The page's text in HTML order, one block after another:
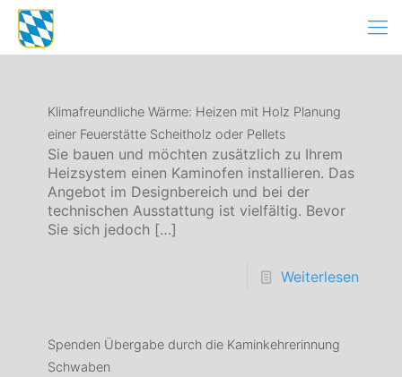
Klimafreundliche Wärme: Heizen mit Holz Planung
einer Feuerstätte Scheitholz oder Pellets
Sie bauen und möchten zusätzlich zu Ihrem
Heizsystem einen Kaminofen installieren. Das
Angebot im Designbereich und bei der
technischen Ausstattung ist vielfältig. Bevor
Sie sich jedoch […]
Weiterlesen
Spenden Übergabe durch die Kaminkehrerinnung
Schwaben